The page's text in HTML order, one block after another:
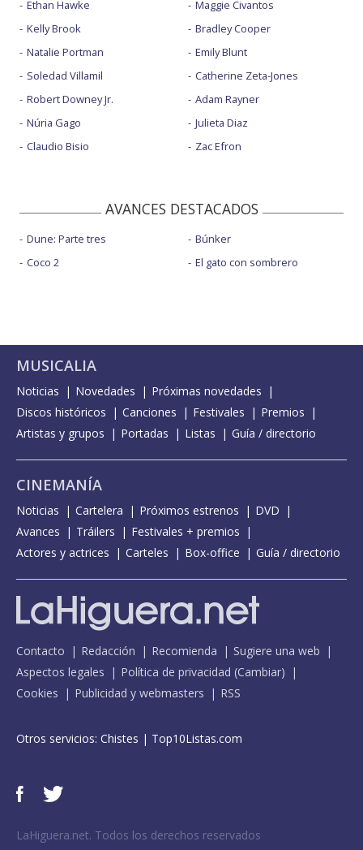
Ethan Hawke
Kelly Brook
Natalie Portman
Soledad Villamil
Robert Downey Jr.
Núria Gago
Claudio Bisio
Maggie Civantos
Bradley Cooper
Emily Blunt
Catherine Zeta-Jones
Adam Rayner
Julieta Diaz
Zac Efron
AVANCES DESTACADOS
Dune: Parte tres
Coco 2
Búnker
El gato con sombrero
MUSICALIA
Noticias Novedades
Próximas novedades
Discos históricos
Canciones Festivales
Premios
Artistas y grupos
Portadas Listas Guía / directorio
CINEMANÍA
Noticias Cartelera Próximos estrenos
DVD
Avances
Tráilers
Festivales + premios
Actores y actrices
Carteles Box-office Guía / directorio
Contacto Redacción Recomienda
Sugiere una web
Aspectos legales
Política de privacidad (Cambiar)
Cookies
Publicidad y webmasters RSS
Otros servicios: Chistes | Top10Listas.com
LaHiguera.net. Todos los derechos reservados